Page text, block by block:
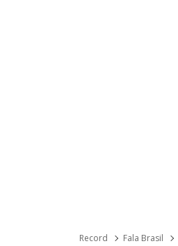
Record Fala Brasil